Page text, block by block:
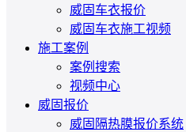
威固车衣报价
威固车衣施工视频
施工案例
案例搜索
视频中心
威固报价
威固隔热膜报价系统